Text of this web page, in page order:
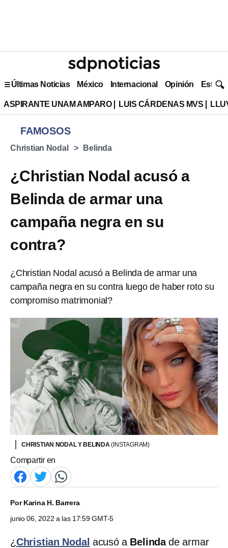
Últimas Noticias México Internacional Opinión Estilo
ASPIRANTE UNAM AMPARO LUIS CÁRDENAS MVS
FAMOSOS
Christian Nodal Belinda
¿Christian Nodal acusó a
Belinda de armar una
campaña negra en su
contra?
¿Christian Nodal acusó a Belinda de armar una
campaña negra en su contra luego de haber roto su
compromiso matrimonial?
CHRISTIAN NODAL Y BELINDA(INSTAGRAM)
Compartir en
PorKarina H. Barrera
junio 06, 2022 a las 17:59 GMT-5
¿Christian Nodal acusó a Belindade armar